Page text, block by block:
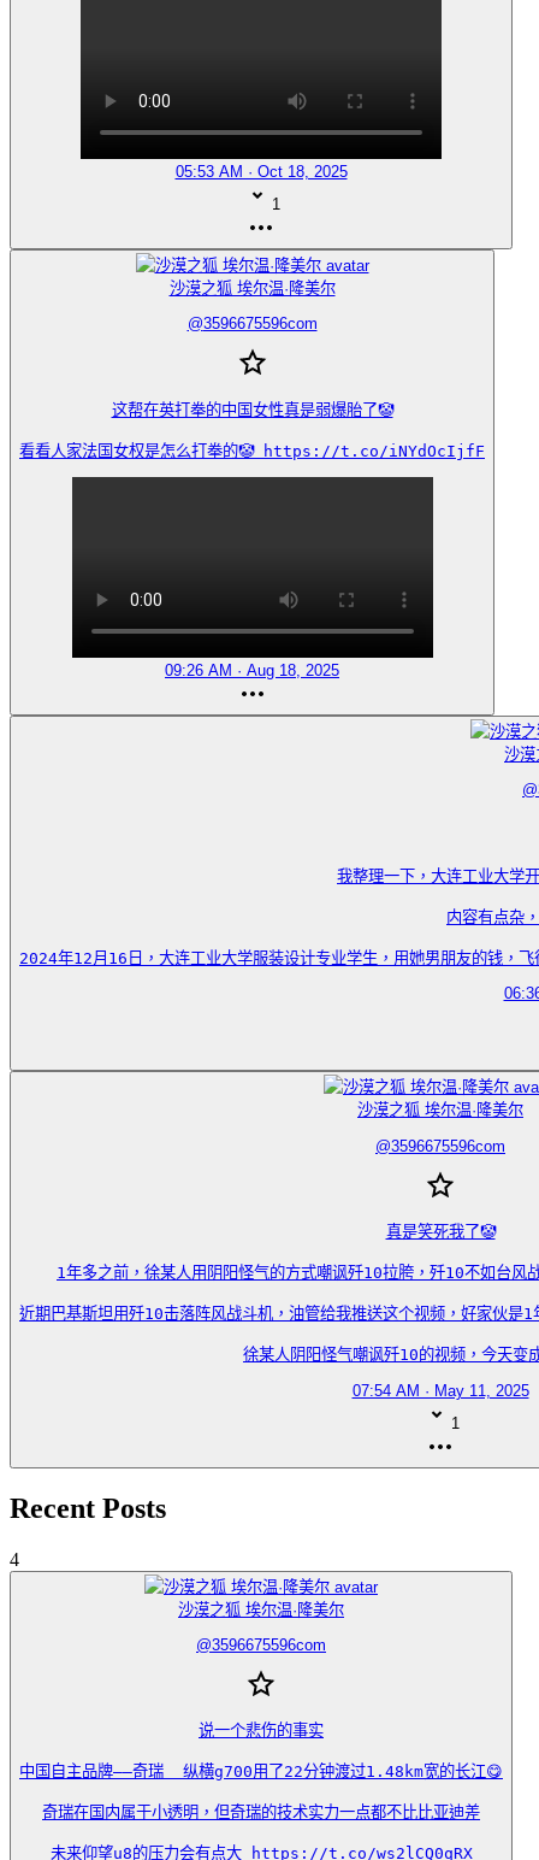
05:53 AM · Oct 18, 2025
1
沙漠之狐 埃尔温·隆美尔
@3596675596com
这帮在英打拳的中国女性真是弱爆胎了🤡
看看人家法国女权是怎么打拳的🤡 https://t.co/iNYdOcIjfF
09:26 AM · Aug 18, 2025
沙漠
@
我整理一下，大连工业大学
内容有点杂
2024年12月16日，大连工业大学服装设计专业学生，用她男朋友的
沙漠之狐 埃尔温·隆美尔
@3596675596com
真是笑死我了🤡
1年多之前，徐某人用阴阳怪气的方式嘲讽歼10拉胯，歼10不如台风
近期巴基斯坦用歼10击落阵风战斗机，油管给我推送这个视频，好家伙是
徐某人阴阳怪气嘲讽歼10的视频，今天变
07:54 AM · May 11, 2025
1
Recent Posts
4
沙漠之狐 埃尔温·隆美尔
@3596675596com
说一个悲伤的事实
中国自主品牌——奇瑞  纵横g700用了22分钟渡过1.48km宽的长江😋
奇瑞在国内属于小透明，但奇瑞的技术实力一点都不比比亚迪差
未来仰望u8的压力会有点大 https://t.co/ws2lCQ0qRX